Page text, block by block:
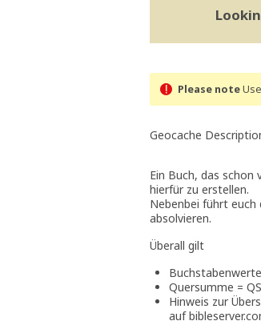
Please note
Geocache
Ein Buch, das schon
hierfür zu erstellen.
Nebenbei führt euch
absolvieren.
Überall gilt
Quersumme =
Hinweis zur
auf